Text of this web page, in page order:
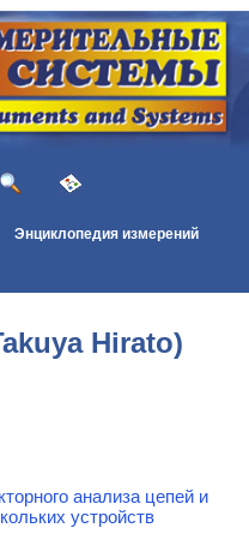
Энциклопедия измерений
Hirato)
анализа цепей и
устройств